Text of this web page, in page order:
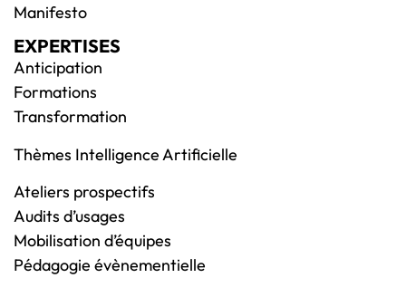
Manifesto
EXPERTISES
Anticipation
Formations
Transformation
Thèmes Intelligence Artificielle
Ateliers prospectifs
Audits d’usages
Mobilisation d’équipes
Pédagogie évènementielle